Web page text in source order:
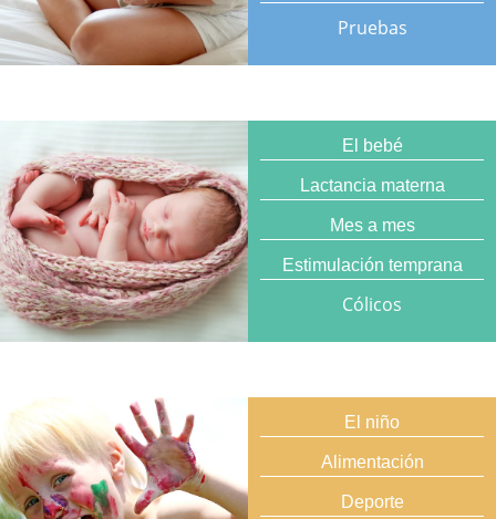
Pruebas
El bebé
Lactancia materna
Mes a mes
Estimulación temprana
Cólicos
El niño
Alimentación
Deporte